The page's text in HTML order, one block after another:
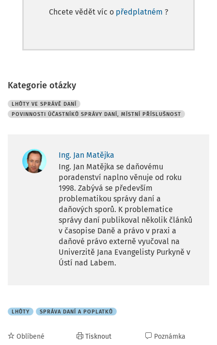
Chcete vědět víc o předplatném ?
Kategorie otázky
LHŮTY VE SPRÁVĚ DANÍ
POVINNOSTI ÚČASTNÍKŮ SPRÁVY DANÍ, MÍSTNÍ PŘÍSLUŠNOST
Ing. Jan Matějka
Ing. Jan Matějka se daňovému
poradenství naplno věnuje od roku
1998. Zabývá se především
problematikou správy daní a
daňových sporů. K problematice
správy daní publikoval několik článků
v časopise Daně a právo v praxi a
daňové právo externě vyučoval na
Univerzitě Jana Evangelisty Purkyně v
Ústí nad Labem.
LHŮTY SPRÁVA DANÍ A POPLATKŮ
Oblíbené Tisknout Poznámka